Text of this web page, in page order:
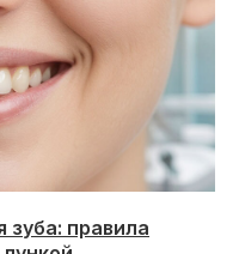
зуба: правила